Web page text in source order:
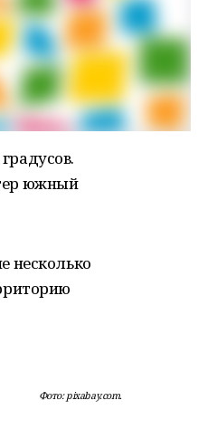
южный
несколько
Фото: pixabay.com.